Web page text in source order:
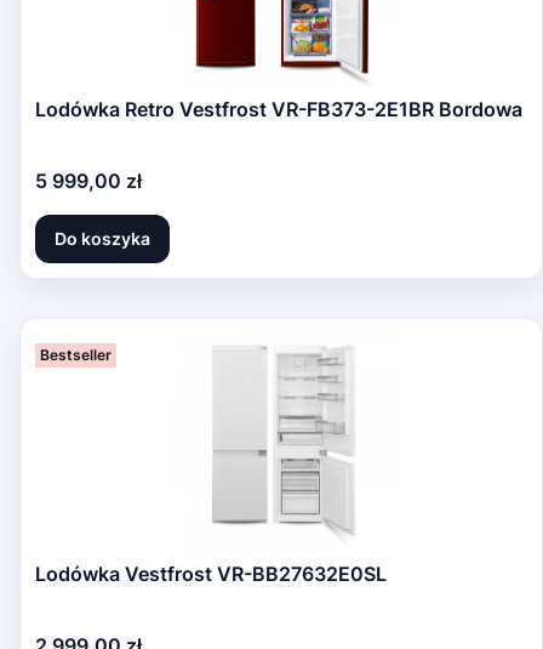
Lodówka Retro Vestfrost VR-FB373-2E1BR Bordowa
Cena
5 999,00 zł
Do koszyka
Bestseller
Lodówka Vestfrost VR-BB27632E0SL
Cena